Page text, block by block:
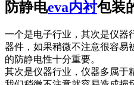
防静电eva内衬包装
一个是电子行业，其次是仪器
器件，如果稍微不注意很容易
的防静电性十分重要。
其次是仪器行业，仪器多属于